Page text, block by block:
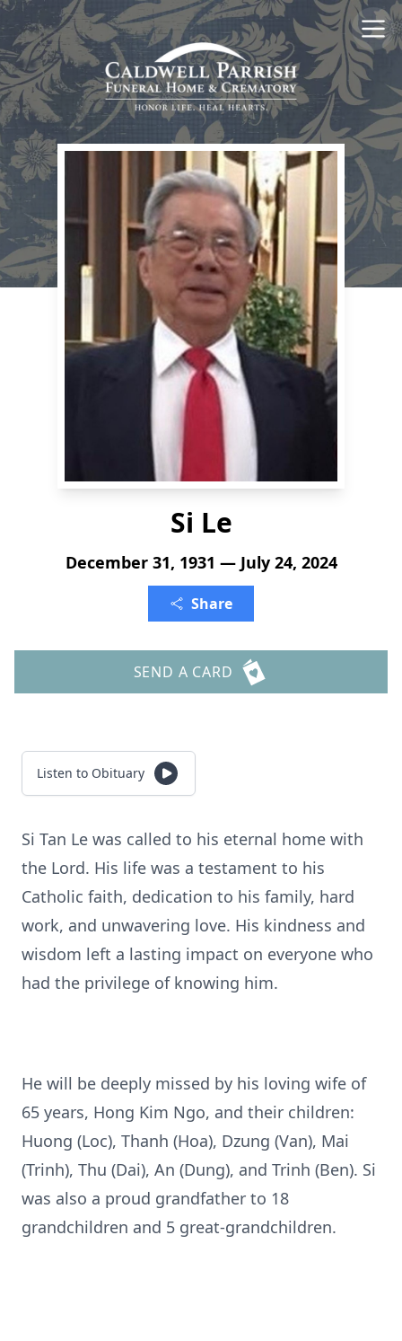
Si Le
December 31, 1931 — July 24, 2024
Share
SEND A CARD
Listen to Obituary
Si Tan Le was called to his eternal home with
the Lord. His life was a testament to his
Catholic faith, dedication to his family, hard
work, and unwavering love. His kindness and
wisdom left a lasting impact on everyone who
had the privilege of knowing him.
He will be deeply missed by his loving wife of
65 years, Hong Kim Ngo, and their children:
Huong (Loc), Thanh (Hoa), Dzung (Van), Mai
(Trinh), Thu (Dai), An (Dung), and Trinh (Ben). Si
was also a proud grandfather to 18
grandchildren and 5 great-grandchildren.